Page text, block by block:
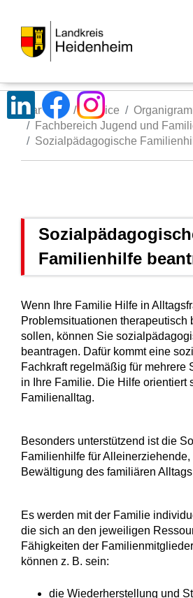
Startseite Service
Fachbereich Jugend und
Sozialpädagogische
Familienhilfe
Wenn Ihre Familie Hilfe in
Problemsituationen therapeutisch
sollen, können Sie
beantragen. Dafür kommt eine
Fachkraft regelmäßig für mehrere
in Ihre Familie. Die Hilfe orientiert
Familienalltag.
Besonders unterstützend ist die
Familienhilfe für
Bewältigung des familiären
Es werden mit der Familie
die sich an den jeweiligen
Fähigkeiten der
können z. B. sein:
die Wiederherstellung und